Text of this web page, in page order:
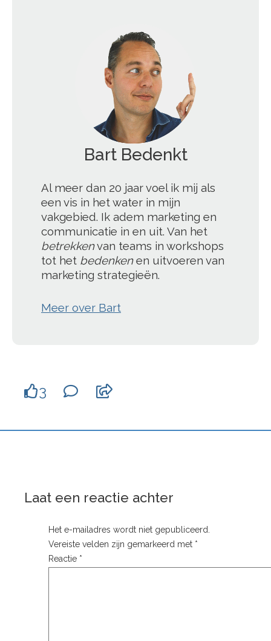
';
Bart Bedenkt
Al meer dan 20 jaar voel ik mij als
een vis in het water in mijn
vakgebied. Ik adem marketing en
communicatie in en uit. Van het
betrekkenvan teams in workshops
tot het bedenkenen uitvoeren van
marketing strategieën.
Meer over Bart
3
Laat een reactie achter
Het e-mailadres wordt niet gepubliceerd.
Vereiste velden zijn gemarkeerd met *
Reactie *